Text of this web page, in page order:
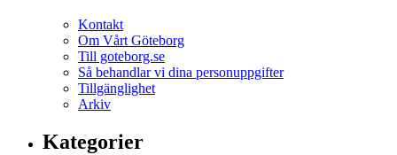
Kontakt
Om Vårt Göteborg
Till goteborg.se
Så behandlar vi dina personuppgifter
Tillgänglighet
Arkiv
Kategorier